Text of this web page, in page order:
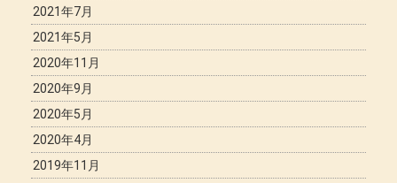
2021年7月
2021年5月
2020年11月
2020年9月
2020年5月
2020年4月
2019年11月